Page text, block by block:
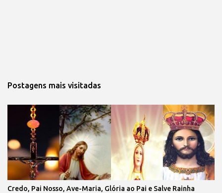
Postagens mais visitadas
Credo, Pai Nosso, Ave-Maria, Glória ao Pai e Salve Rainha